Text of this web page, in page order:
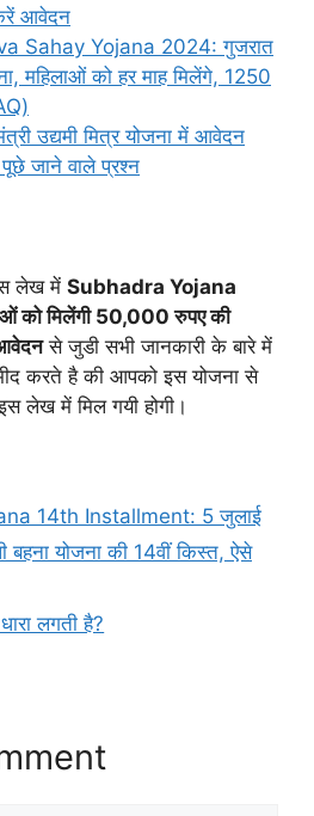
आवेदन
Sahay Yojana 2024: गुजरात
महिलाओं को हर माह मिलेंगे, 1250
उद्यमी मित्र योजना में आवेदन
जाने वाले प्रश्न
लेख में Subhadra Yojana
को मिलेंगी 50,000 रुपए की
से जुडी सभी जानकारी के बारे में
करते है की आपको इस योजना से
लेख में मिल गयी होगी।
14th Installment: 5 जुलाई
बहना योजना की 14वीं किस्त, ऐसे
लगती है?